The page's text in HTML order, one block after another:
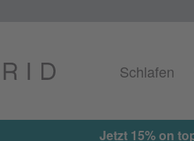
Schlafen